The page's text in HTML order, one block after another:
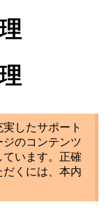
したサポート
のコンテンツ
います。正確
くには、本内